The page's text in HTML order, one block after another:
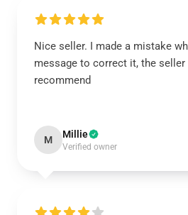
Nice seller. I made a mistake
message to correct it, the seller
recommend
M Millie
Verified owner